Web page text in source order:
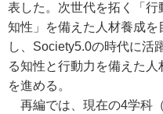
表した。次世代を拓く「行
知性」を備えた人材養成を
し、Society5.0の時代に活
る知性と行動力を備えた人
を進める。
再編では、現在の4学科